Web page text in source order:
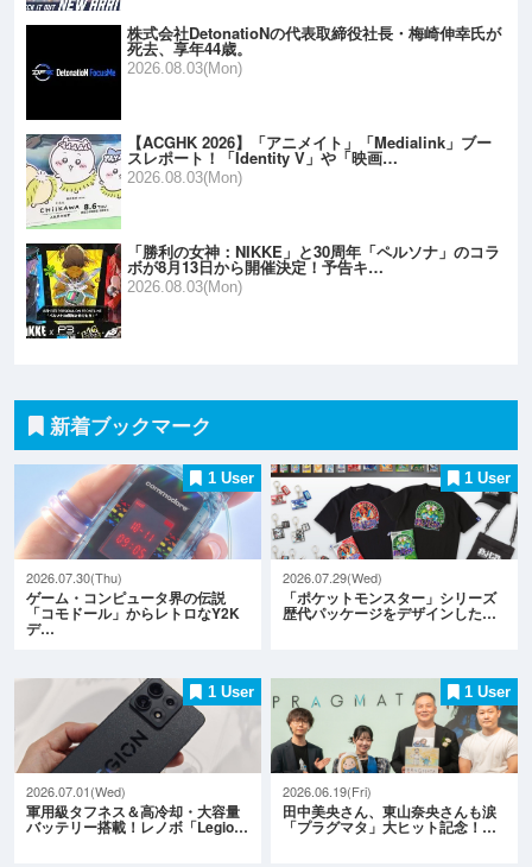
株式会社DetonatioNの代表取締役社長・梅崎伸幸氏が
死去、享年44歳。
2026.08.03(Mon)
【ACGHK 2026】「アニメイト」「Medialink」ブー
スレポート！「Identity V」や「映画…
2026.08.03(Mon)
「勝利の女神：NIKKE」と30周年「ペルソナ」のコラ
ボが8月13日から開催決定！予告キ…
2026.08.03(Mon)
新着ブックマーク
1 User
2026.07.30(Thu)
ゲーム・コンピュータ界の伝説
「コモドール」からレトロなY2K
デ…
1 User
2026.07.29(Wed)
「ポケットモンスター」シリーズ
歴代パッケージをデザインした…
1 User
2026.07.01(Wed)
軍用級タフネス＆高冷却・大容量
バッテリー搭載！レノボ「Legio…
1 User
2026.06.19(Fri)
田中美央さん、東山奈央さんも涙
「プラグマタ」大ヒット記念！…